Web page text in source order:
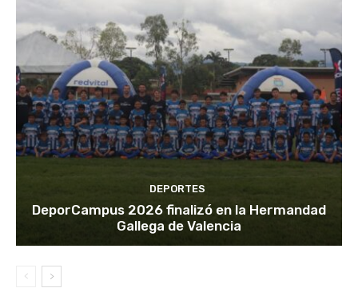
DEPORTES
DeporCampus 2026 finalizó en la Hermandad
Gallega de Valencia